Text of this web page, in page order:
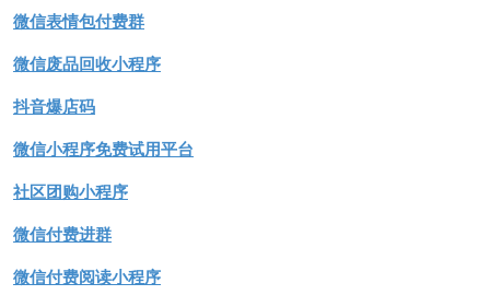
微信表情包付费群
微信废品回收小程序
抖音爆店码
微信小程序免费试用平台
社区团购小程序
微信付费进群
微信付费阅读小程序